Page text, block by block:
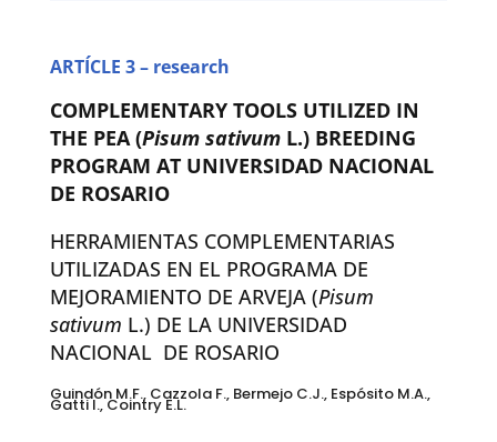
ARTÍCLE 3 – research
COMPLEMENTARY TOOLS UTILIZED IN
THE PEA (Pisum sativumL.) BREEDING
PROGRAM AT UNIVERSIDAD NACIONAL
DE ROSARIO
HERRAMIENTAS COMPLEMENTARIAS
UTILIZADAS EN EL PROGRAMA DE
MEJORAMIENTO DE ARVEJA (Pisum
sativum L.) DE LA UNIVERSIDAD
NACIONAL DE ROSARIO
Guindón M.F., Cazzola F., Bermejo C.J., Espósito M.A.,
Gatti I., Cointry E.L.